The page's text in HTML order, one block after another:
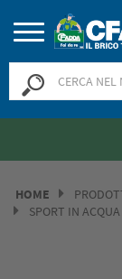
HOME
SPORT IN ACQUA